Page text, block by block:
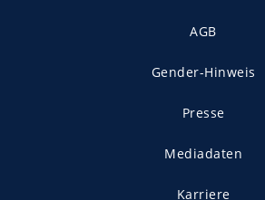
AGB
Gender-Hinweis
Presse
Mediadaten
Karriere